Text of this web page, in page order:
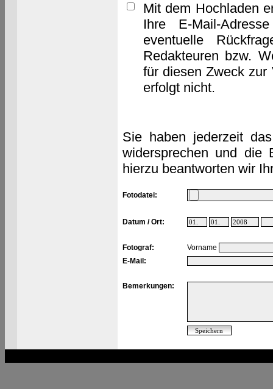
Mit dem Hochladen
Ihre E-Mail-
eventuelle
Redakteuren bzw.
für diesen Zweck zur
erfolgt nicht.
Sie haben jederzeit
widersprechen und die
hierzu beantworten wir
Fotodatei:
Datum / Ort:
Fotograf:
Vorname
E-Mail:
Bemerkungen: